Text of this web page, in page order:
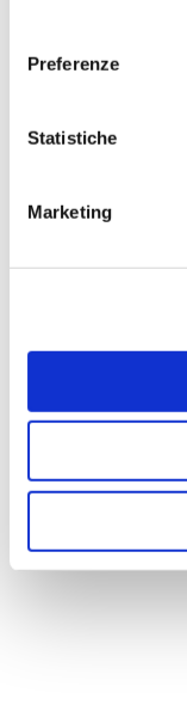
Preferenze
Statistiche
Marketing